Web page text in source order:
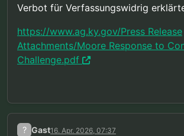
Verbot für Verfassungswidrig
https://www.ag.ky.gov/Press Release
Attachments/Moore Response to
Challenge.pdf
? Gast16. Apr. 2026, 07:37